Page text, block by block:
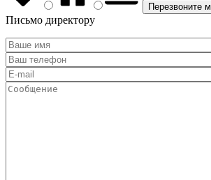
Письмо директору